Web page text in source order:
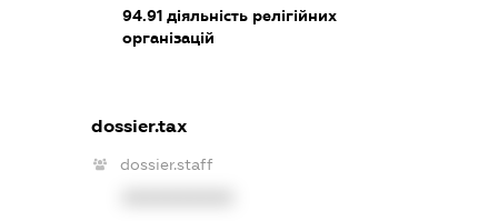
94.91діяльність релігійних
організацій
dossier.tax
dossier.staff